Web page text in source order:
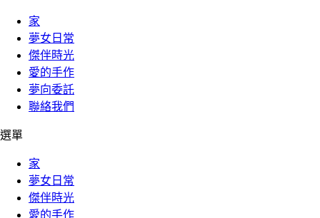
家
夢女日常
傑伴時光
愛的手作
夢向委託
聯絡我們
選單
家
夢女日常
傑伴時光
愛的手作